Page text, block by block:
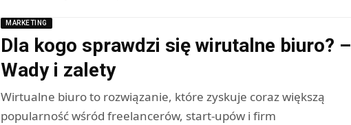
MARKETING
Dla kogo sprawdzi się wirutalne biuro? –
Wady i zalety
Wirtualne biuro to rozwiązanie, które zyskuje coraz większą
popularność wśród freelancerów, start-upów i firm